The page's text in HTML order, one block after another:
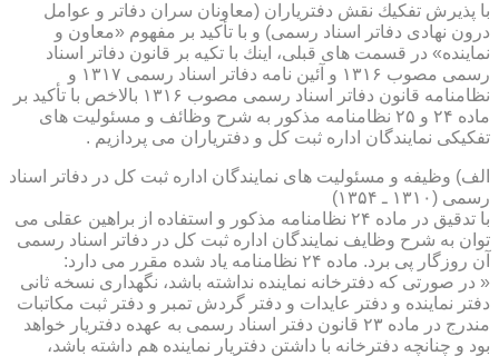
با پذیرش تفكیك نقش دفتریاران (معاونان سران دفاتر و عوامل
درون نهادی دفاتر اسناد رسمی) و با تأكید بر مفهوم «معاون و
نماینده» در قسمت های قبلی، اینك با تكیه بر قانون دفاتر اسناد
رسمی مصوب ۱۳۱۶ و آئین نامه دفاتر اسناد رسمی ۱۳۱۷ و
نظامنامه قانون دفاتر اسناد رسمی مصوب ۱۳۱۶ بالاخص با تأكید بر
ماده ۲۴ و ۲۵ نظامنامه مذكور به شرح وظائف و مسئولیت های
تفكیكی نمایندگان اداره ثبت كل و دفتریاران می پردازیم .
الف) وظیفه و مسئولیت های نمایندگان اداره ثبت كل در دفاتر اسناد
رسمی (۱۳۱۰ ـ ۱۳۵۴)
با تدقیق در ماده ۲۴ نظامنامه مذكور و استفاده از براهین عقلی می
توان به شرح وظایف نمایندگان اداره ثبت كل در دفاتر اسناد رسمی
آن روزگار پی برد. ماده ۲۴ نظامنامه یاد شده مقرر می دارد:
« در صورتی كه دفترخانه نماینده نداشته باشد، نگهداری نسخه ثانی
دفتر نماینده و دفتر عایدات و دفتر گردش تمبر و دفتر ثبت مكاتبات
مندرج در ماده ۲۳ قانون دفتر اسناد رسمی به عهده دفتریار خواهد
بود و چنانچه دفترخانه با داشتن دفتریار نماینده هم داشته باشد،